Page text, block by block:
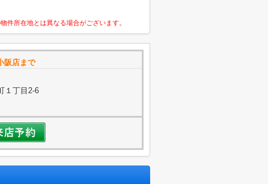
件所在地とは異なる場合がございます。
阪店まで
１丁目2-6